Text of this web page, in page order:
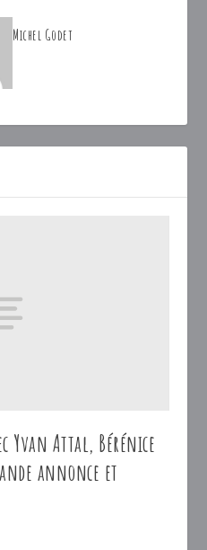
Michel Godet
Yvan Attal, Bérénice
annonce et